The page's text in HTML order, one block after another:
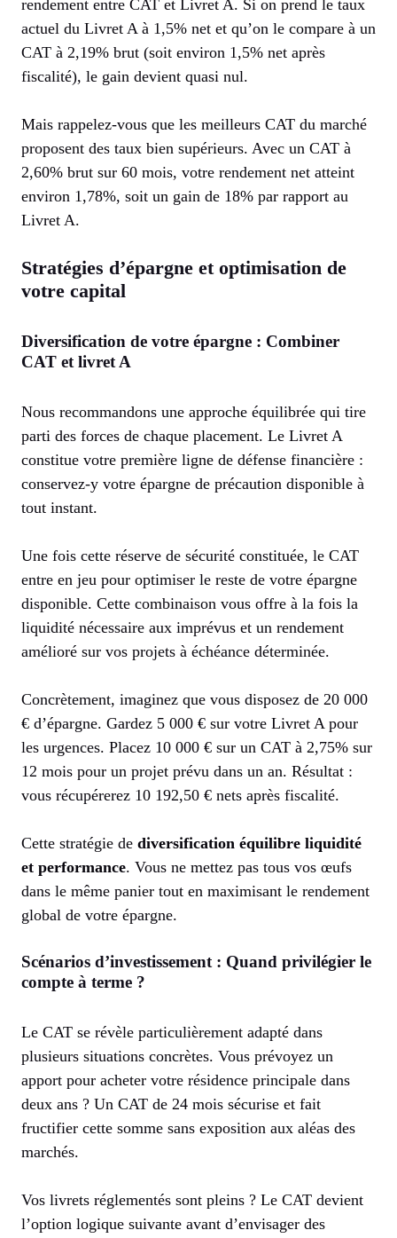
rendement entre CAT et Livret A. Si on prend le taux
actuel du Livret A à 1,5% net et qu’on le compare à un
CAT à 2,19% brut (soit environ 1,5% net après
fiscalité), le gain devient quasi nul.
Mais rappelez-vous que les meilleurs CAT du marché
proposent des taux bien supérieurs. Avec un CAT à
2,60% brut sur 60 mois, votre rendement net atteint
environ 1,78%, soit un gain de 18% par rapport au
Livret A.
Stratégies d’épargne et optimisation de
votre capital
Diversification de votre épargne : Combiner
CAT et livret A
Nous recommandons une approche équilibrée qui tire
parti des forces de chaque placement. Le Livret A
constitue votre première ligne de défense financière :
conservez-y votre épargne de précaution disponible à
tout instant.
Une fois cette réserve de sécurité constituée, le CAT
entre en jeu pour optimiser le reste de votre épargne
disponible. Cette combinaison vous offre à la fois la
liquidité nécessaire aux imprévus et un rendement
amélioré sur vos projets à échéance déterminée.
Concrètement, imaginez que vous disposez de 20 000
€ d’épargne. Gardez 5 000 € sur votre Livret A pour
les urgences. Placez 10 000 € sur un CAT à 2,75% sur
12 mois pour un projet prévu dans un an. Résultat :
vous récupérerez 10 192,50 € nets après fiscalité.
Cette stratégie de diversification équilibre liquidité
et performance. Vous ne mettez pas tous vos œufs
dans le même panier tout en maximisant le rendement
global de votre épargne.
Scénarios d’investissement : Quand privilégier le
compte à terme ?
Le CAT se révèle particulièrement adapté dans
plusieurs situations concrètes. Vous prévoyez un
apport pour acheter votre résidence principale dans
deux ans ? Un CAT de 24 mois sécurise et fait
fructifier cette somme sans exposition aux aléas des
marchés.
Vos livrets réglementés sont pleins ? Le CAT devient
l’option logique suivante avant d’envisager des